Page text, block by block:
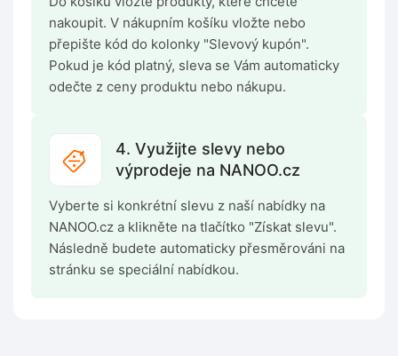
nakoupit. V nákupním košíku vložte nebo
přepište kód do kolonky "Slevový kupón".
Pokud je kód platný, sleva se Vám automaticky
odečte z ceny produktu nebo nákupu.
4. Využijte slevy nebo
výprodeje na NANOO.cz
Vyberte si konkrétní slevu z naší nabídky na
NANOO.cz a klikněte na tlačítko "Získat slevu".
Následně budete automaticky přesměrováni na
stránku se speciální nabídkou.